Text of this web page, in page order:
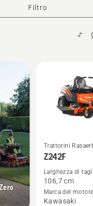
cerchio di non tagliato
di una striscia di
di 180° per iniziare la
di taglio
Filtro
Vedi
maggiori
su
Z242F
Trattorini
Z242F
Larghezza di
106,7 cm
Marca del motore
Kawasaki